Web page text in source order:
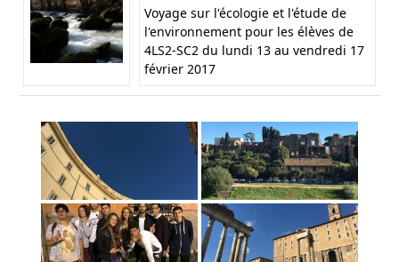
Voyage sur l'écologie et l'étude de
l'environnement pour les élèves de
4LS2-SC2 du lundi 13 au vendredi 17
février 2017